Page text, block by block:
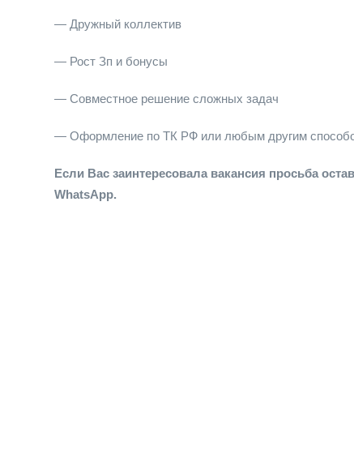
— Дружный коллектив
— Рост Зп и бонусы
— Совместное решение сложных задач
— Оформление по ТК РФ или любым другим
Если Вас заинтересовала вакансия просьба
WhatsApp.